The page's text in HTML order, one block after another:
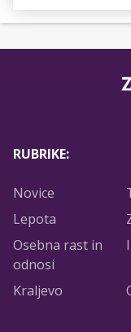
RUBRIKE:
Novice
Lepota
Osebna rast in
odnosi
Kraljevo